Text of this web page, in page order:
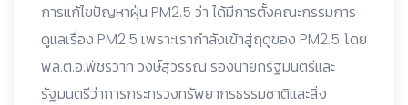
การแก้ไขปัญหาฝุ่น PM2.5 ว่า ได้มีการตั้งคณะกรรมการ
ดูแลเรื่อง PM2.5 เพราะเรากำลังเข้าสู่ฤดูของ PM2.5 โดย
พล.ต.อ.พัชรวาท วงษ์สุวรรณ รองนายกรัฐมนตรีและ
รัฐมนตรีว่าการกระทรวงทรัพยากรธรรมชาติและสิ่ง